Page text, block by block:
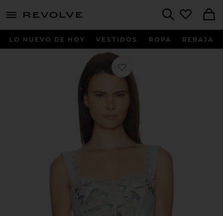
menu - shows more content
LO NUEVO DE HOY VESTIDOS ROPA REBAJA
Favorito Floret Top en Blue Botanic